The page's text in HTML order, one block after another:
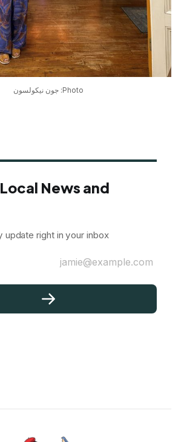
Photo: جون نيكولسون
News and
update right in your inbox
jamie@example.com